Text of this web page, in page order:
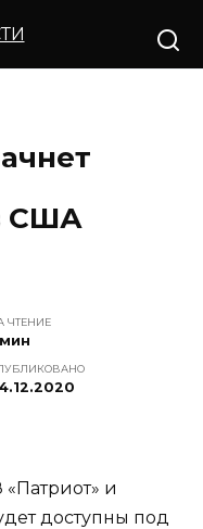
США
ЧТЕНИЕ
мин
и
доступны под